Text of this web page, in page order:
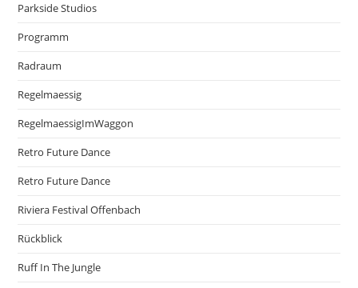
Parkside Studios
Programm
Radraum
Regelmaessig
RegelmaessigImWaggon
Retro Future Dance
Retro Future Dance
Riviera Festival Offenbach
Rückblick
Ruff In The Jungle